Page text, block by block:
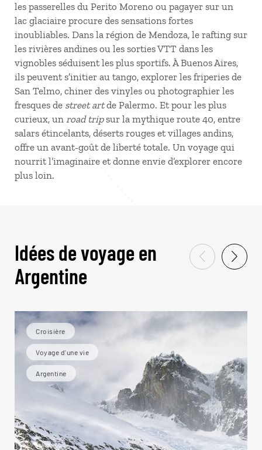
les passerelles du Perito Moreno ou pagayer sur un
lac glaciaire procure des sensations fortes
inoubliables. Dans la région de Mendoza, le rafting sur
les rivières andines ou les sorties VTT dans les
vignobles séduisent les plus sportifs. À Buenos Aires,
ils peuvent s’initier au tango, explorer les friperies de
San Telmo, chiner des vinyles ou photographier les
fresques de street artde Palermo. Et pour les plus
curieux, un road tripsur la mythique route 40, entre
salars étincelants, déserts rouges et villages andins,
offre un avant‑goût de liberté totale. Un voyage qui
nourrit l’imaginaire et donne envie d’explorer encore
plus loin.
Idées de voyage en
Argentine
Croisière
Voyage d'une vie
Argentine